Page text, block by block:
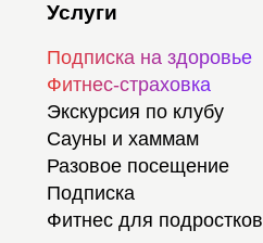
Услуги
Подписка на здоровье
Фитнес-страховка
Экскурсия по клубу
Сауны и хаммам
Разовое посещение
Подписка
Фитнес для подростков